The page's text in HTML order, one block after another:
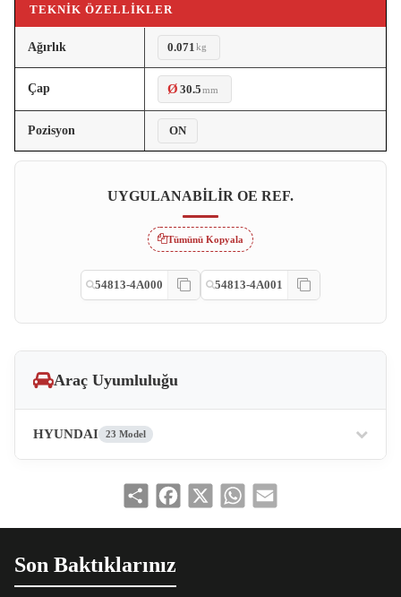
TEKNIK ÖZELLIKLER
Ağırlık 0.071 kg
Çap Ø 30.5mm
Pozisyon ON
UYGULANABILIR OE REF.
Tümünü Kopyala
54813-4A000 54813-4A001
Araç Uyumluluğu
HYUNDAI 23 Model
Share Facebook WhatsApp
Son Baktıklarınız